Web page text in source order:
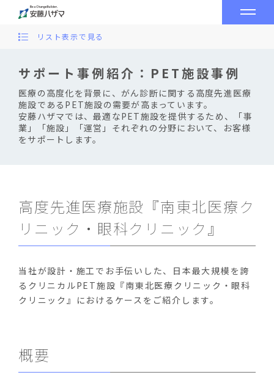
サポート事例紹介：PET施設事例
医療の高度化を背景に、がん診断に関する高度先進医療
施設であるPET施設の需要が高まっています。
安藤ハザマでは、最適なPET施設を提供するため、「事
業」「施設」「運営」それぞれの分野において、お客様
をサポートします。
リスト表示で見る
高度先進医療施設『南東北医療ク
リニック・眼科クリニック』
当社が設計・施工でお手伝いした、日本最大規模を誇
るクリニカルPET施設『南東北医療クリニック・眼科
クリニック』におけるケースをご紹介します。
概要